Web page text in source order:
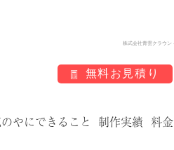
株式会社青雲クラウン
やにできること 制作実績 料金
無料お見積り